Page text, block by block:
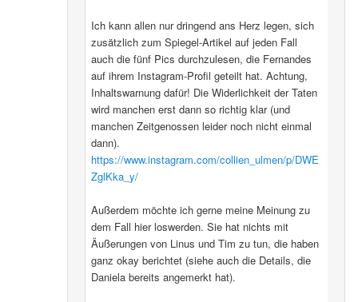
Ich kann allen nur dringend ans Herz legen, sich
zusätzlich zum Spiegel-Artikel auf jeden Fall
auch die fünf Pics durchzulesen, die Fernandes
auf ihrem Instagram-Profil geteilt hat. Achtung,
Inhaltswarnung dafür! Die Widerlichkeit der Taten
wird manchen erst dann so richtig klar (und
manchen Zeitgenossen leider noch nicht einmal
dann).
https://www.instagram.com/collien_ulmen/p/DWE
ZglKka_y/
Außerdem möchte ich gerne meine Meinung zu
dem Fall hier loswerden. Sie hat nichts mit
Äußerungen von Linus und Tim zu tun, die haben
ganz okay berichtet (siehe auch die Details, die
Daniela bereits angemerkt hat).